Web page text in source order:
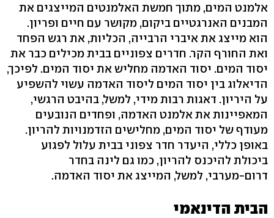
אלמנט המים, מתוך חמשת האלמנטים המייצגים את
המבנים האנרגטיים ביקום, מקושר עם חיים ופריון.
הוא מייצג את איברי הרבייה, הכליות, את רגש הפחד
ואת החורף הקר. חדרים צפוניים בבית מכילים כבר את
יסוד המים. יסוד האדמה מחליש את יסוד המים. לפיכך,
הדיאלוג בין יסוד המים ליסוד האדמה עשוי להשפיע
על היריון. דאגות רבות מידי, למשל, בהיבט הרגשי,
המאפיינות את אלמנט האדמה, ופחדים הנובעים
מעודף של יסוד המים, מחלישים הזדמנויות להריון.
באופן כללי, היעדר חדר צפוני בבית עלול לפגוע
ביכולת להיכנס להריון, כמו גם לינה בחדר
דרום-מערבי, למשל, המייצג את יסוד האדמה.
הבית הדינאמי